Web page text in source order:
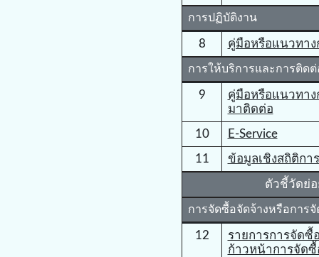
การปฏิบัติงาน
8 คู่มือหรือแนวทา
การให้บริการและการติด
9
คู่มือหรือแนวทาง
มาติดต่อ
10 E-Service
11 ข้อมูลเชิงสถิติกา
ตัวชี้วัดย่อ
การจัดซื้อจัดจ้างหรือการ
12
รายการการจัดซื้
ก้าวหน้าการจัด